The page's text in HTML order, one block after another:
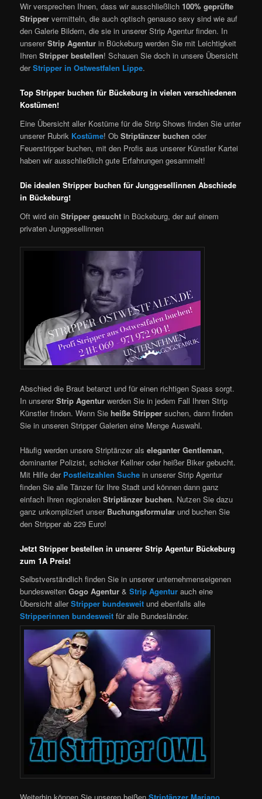
Wir versprechen Ihnen, dass wir ausschließlich 100% geprüfte
Stripper vermitteln, die auch optisch genauso sexy sind wie auf
den Galerie Bildern, die sie in unserer Strip Agentur finden. In
unsererStrip Agentur in Bückeburg werden Sie mit Leichtigkeit
IhrenStripper bestellen! Schauen Sie doch in unsere Übersicht
derStripper in Ostwestfalen Lippe.
Top Stripper buchen für Bückeburg in vielen verschiedenen
Kostümen!
Eine Übersicht aller Kostüme für die Strip Shows finden Sie unter
unserer Rubrik Kostüme! ObStriptänzer buchen oder
Feuerstripper buchen, mit den Profis aus unserer Künstler Kartei
haben wir ausschließlich gute Erfahrungen gesammelt!
Die idealen Stripper buchen für Junggesellinnen Abschiede
in Bückeburg!
Oft wird einStripper gesucht in Bückeburg, der auf einem
privaten Junggesellinnen
Abschied die Braut betanzt und für einen richtigen Spass sorgt.
In unsererStrip Agentur werden Sie in jedem Fall Ihren Strip
Künstler finden. Wenn Sie heiße Stripper suchen, dann finden
Sie in unseren Stripper Galerien eine Menge Auswahl.
Häufig werden unsere Striptänzer alseleganter Gentleman,
dominanter Polizist, schicker Kellner oder heißer Biker gebucht.
Mit Hilfe der Postleitzahlen Suche in unserer Strip Agentur
finden Sie alle Tänzer für Ihre Stadt und können dann ganz
einfach Ihren regionalenStriptänzer buchen. Nutzen Sie dazu
ganz unkompliziert unser Buchungsformular und buchen Sie
den Stripper ab 229 Euro!
Jetzt Stripper bestellen in unserer Strip Agentur Bückeburg
zum 1A Preis!
Selbstverständlich finden Sie in unserer unternehmenseigenen
bundesweitenGogo Agentur &Strip Agentur auch eine
Übersicht allerStripper bundesweit und ebenfalls alle
Stripperinnen bundesweit für alle Bundesländer.